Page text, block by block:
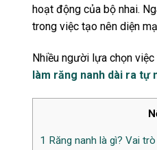
hoạt động của bộ nhai.
trong việc tạo nên diện
Nhiều người lựa chọn
làm răng nanh dài ra tự
1 Răng nanh là gì? Vai